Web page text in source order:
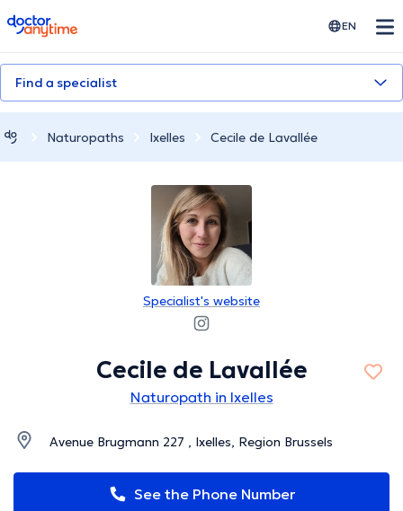
doctoranytime EN
Find a specialist
Naturopaths Ixelles Cecile de Lavallée
Specialist's website
Cecile de Lavallée
Naturopath in Ixelles
Avenue Brugmann 227 , Ixelles, Region Brussels
See the Phone Number